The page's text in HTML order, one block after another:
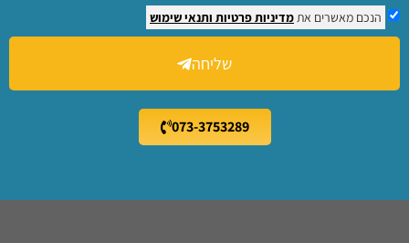
הנכם מאשרים אתמדיניות פרטיות ותנאי שימוש
שליחה
073-3753289